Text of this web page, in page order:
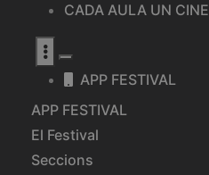
CADA AULA UN CINE
APP FESTIVAL
APP FESTIVAL
El Festival
Seccions